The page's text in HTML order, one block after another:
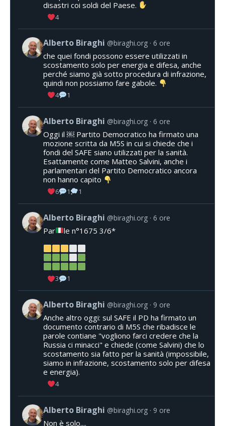
disastri coi soldi del Paese.
4
Alberto Biraghi @biraghi.org 6 ore
che quei fondi possono essere utilizzati in
scostamento solo per energia e difesa, anche
perché siamo già sotto procedura di infrazione,
quindi non possiamo fare gabole.
4 1
Alberto Biraghi @biraghi.org 6 ore
Oggi il ￼ Partito Democratico ha firmato una
mozione scritta da M5S in cui si chiede che i
fondi del SAFE siano utilizzati per la sanità.
Esattamente come Matteo Salvini, anche i
parlamentari del Partito Democratico ancora
non hanno capito
6 1 1
Alberto Biraghi @biraghi.org 6 ore
Par le n°1675 3/6*
3 1
Alberto Biraghi @biraghi.org 9 ore
Anche altro oggi: sul SAFE il PD ha firmato un
documento contrario di M5S che ribadisce le
parole contiane "vogliono farci credere che la
Russia ci minacci" e chiede (come Salvini) che lo
scostamento sia fatto per la sanità (impossibile,
siamo in infrazione, scostamento solo per difesa
e energia).
4
Alberto Biraghi @biraghi.org 9 ore
Non è solo....